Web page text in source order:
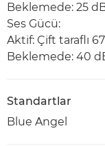
Beklemede: 25
Ses Gücü:
Aktif: Çift taraflı
Beklemede: 40
Standartlar
Blue Angel